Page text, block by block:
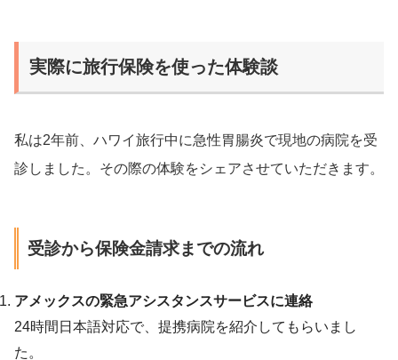
実際に旅行保険を使った体験談
私は2年前、ハワイ旅行中に急性胃腸炎で現地の病院を受
診しました。その際の体験をシェアさせていただきます。
受診から保険金請求までの流れ
アメックスの緊急アシスタンスサービスに連絡
24時間日本語対応で、提携病院を紹介してもらいまし
た。